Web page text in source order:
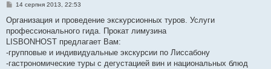
П
в
і
д
о
л
е
14 серпня 2013, 22:53
Организация и проведение экскурсионных туров. Услуги
профессионального гида. Прокат лимузина
LISBONHOST предлагает Вам:
-групповые и индивидуальные экскурсии по Лиссабону
-гастрономические туры с дегустацией вин и национальных блюд